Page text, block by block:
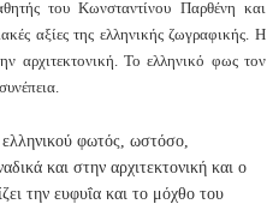
του Κωνσταντίνου Παρθένη και
αξίες της ελληνικής ζωγραφικής. Η
αρχιτεκτονική. Το ελληνικό φως τον
φωτός, ωστόσο,
και στην αρχιτεκτονική και ο
την ευφυΐα και το μόχθο του